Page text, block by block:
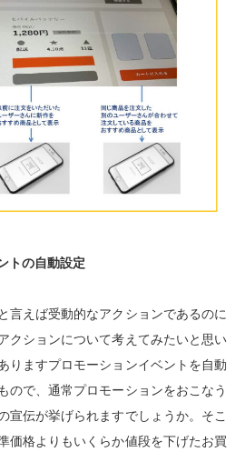
トの自動設定
言えば受動的なアクションであるのに
クションについて考えてみたいと思い
りますプロモーションイベントを自動
ので、通常プロモーションをおこなう
宣伝が挙げられますでしょうか。そこ
価格よりもいくらか値段を下げたお買